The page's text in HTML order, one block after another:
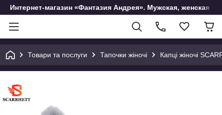
Интернет-магазин «Фантазия Андрея». Мужская, женская и
Товари та послуги Тапочки жіночі Капці жіночі